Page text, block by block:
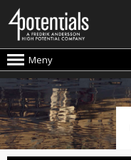
Meny